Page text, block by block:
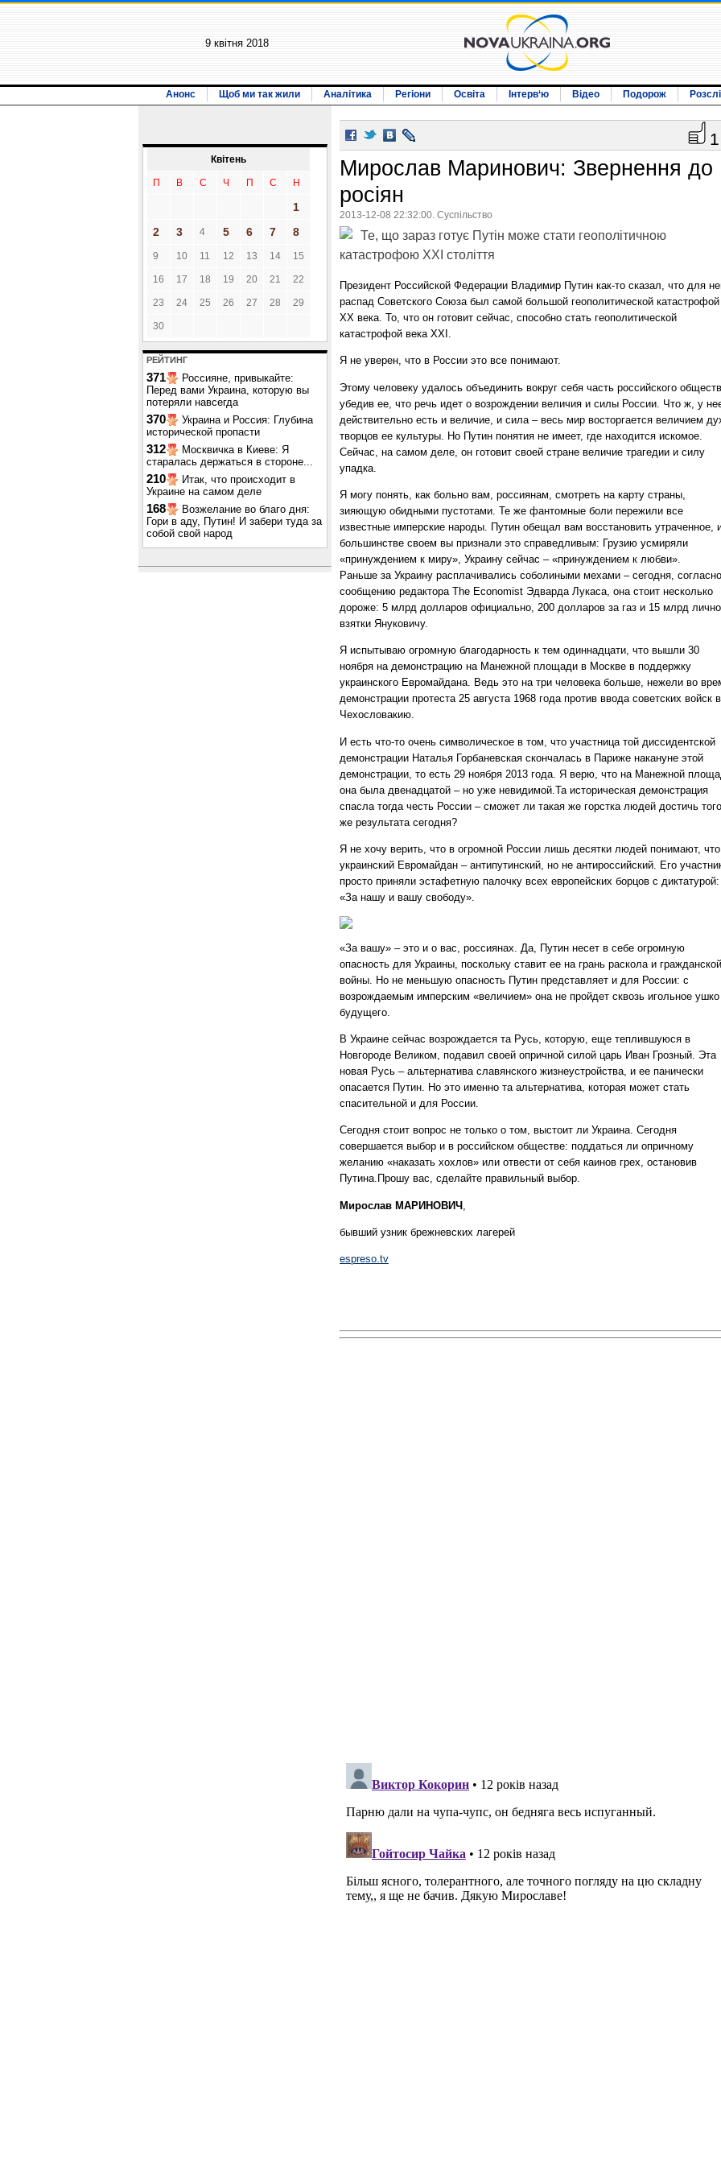
9 квiтня 2018
Анонс Щоб ми так жили Аналітика Регіони Освіта Інтерв‘ю Відео Подорож
Квiтень
П В С Ч П С Н
1
2
3 4 5 6 7 8
9 10 11 12 13 14 15
16 17 18 19 20 21 22
23 24 25 26 27 28 29
30
РЕЙТИНГ
371
Россияне, привыкайте:
Перед вами Украина, которую вы
потеряли навсегда
370
Украина и Россия: Глубина
исторической пропасти
312
Москвичка в Киеве: Я
старалась держаться в стороне...
210
Итак, что происходит в
Украине на самом деле
168
Возжелание во благо дня:
Гори в аду, Путин! И забери туда за
собой свой народ
1
Мирослав Маринович: Звернення до
росіян
2013-12-08 22:32:00. Суспільство
Те, що зараз готує Путін може стати геополітичною
катастрофою ХХІ століття
Президент Российской Федерации Владимир Путин как-то сказал, что для
распад Советского Союза был самой большой геополитической катастрофой
ХХ века. То, что он готовит сейчас, способно стать геополитической
катастрофой века ХХІ.
Я не уверен, что в России это все понимают.
Этому человеку удалось объединить вокруг себя часть российского
убедив ее, что речь идет о возрождении величия и силы России. Что ж, у
действительно есть и величие, и сила – весь мир восторгается величием
творцов ее культуры. Но Путин понятия не имеет, где находится искомое.
Сейчас, на самом деле, он готовит своей стране величие трагедии и силу
упадка.
Я могу понять, как больно вам, россиянам, смотреть на карту страны,
зияющую обидными пустотами. Те же фантомные боли пережили все
известные имперские народы. Путин обещал вам восстановить утраченное,
большинстве своем вы признали это справедливым: Грузию усмиряли
«принуждением к миру», Украину сейчас – «принуждением к любви».
Раньше за Украину расплачивались соболиными мехами – сегодня, согласно
сообщению редактора The Economist Эдварда Лукаса, она стоит несколько
дороже: 5 млрд долларов официально, 200 долларов за газ и 15 млрд
взятки Януковичу.
Я испытываю огромную благодарность к тем одиннадцати, что вышли 30
ноября на демонстрацию на Манежной площади в Москве в поддержку
украинского Евромайдана. Ведь это на три человека больше, нежели во
демонстрации протеста 25 августа 1968 года против ввода советских войск в
Чехословакию.
И есть что-то очень символическое в том, что участница той диссидентской
демонстрации Наталья Горбаневская скончалась в Париже накануне этой
демонстрации, то есть 29 ноября 2013 года. Я верю, что на Манежной
она была двенадцатой – но уже невидимой.Та историческая демонстрация
спасла тогда честь России – сможет ли такая же горстка людей достичь того
же результата сегодня?
Я не хочу верить, что в огромной России лишь десятки людей понимают, что
украинский Евромайдан – антипутинский, но не антироссийский. Его
просто приняли эстафетную палочку всех европейских борцов с диктатурой:
«За нашу и вашу свободу».
«За вашу» – это и о вас, россиянах. Да, Путин несет в себе огромную
опасность для Украины, поскольку ставит ее на грань раскола и гражданской
войны. Но не меньшую опасность Путин представляет и для России: с
возрождаемым имперским «величием» она не пройдет сквозь игольное ушко
будущего.
В Украине сейчас возрождается та Русь, которую, еще теплившуюся в
Новгороде Великом, подавил своей опричной силой царь Иван Грозный. Эта
новая Русь – альтернатива славянского жизнеустройства, и ее панически
опасается Путин. Но это именно та альтернатива, которая может стать
спасительной и для России.
Сегодня стоит вопрос не только о том, выстоит ли Украина. Сегодня
совершается выбор и в российском обществе: поддаться ли опричному
желанию «наказать хохлов» или отвести от себя каинов грех, остановив
Путина.Прошу вас, сделайте правильный выбор.
Мирослав МАРИНОВИЧ
бывший узник брежневских лагерей
espreso.tv